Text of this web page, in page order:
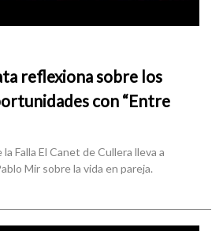
reflexiona sobre los
con “Entre
Falla El Canet de Cullera lleva a
Mir sobre la vida en pareja.